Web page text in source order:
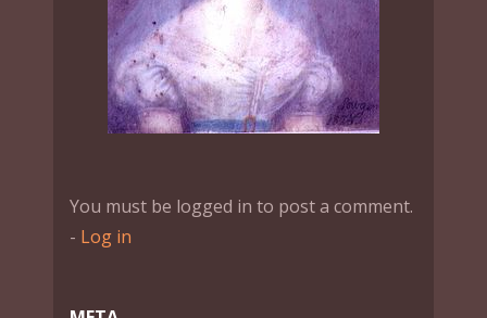
You must be logged in to post a comment.
- Log in